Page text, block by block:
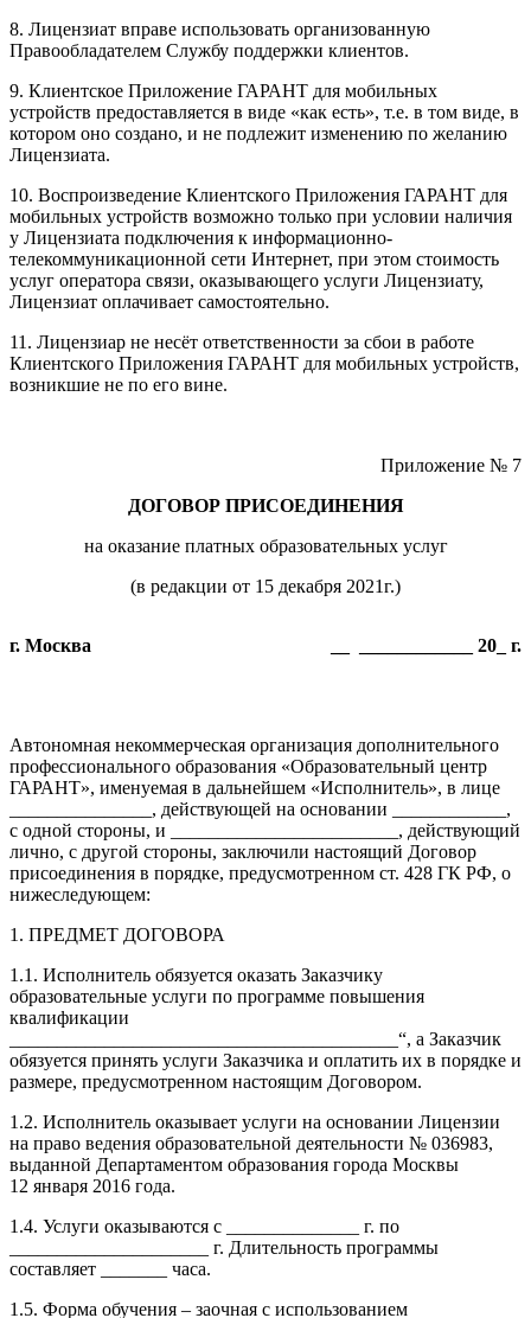
8. Лицензиат вправе использовать организованную
Правообладателем Службу поддержки клиентов.
9. Клиентское Приложение ГАРАНТ для мобильных
устройств предоставляется в виде «как есть», т.е. в том виде, в
котором оно создано, и не подлежит изменению по желанию
Лицензиата.
10. Воспроизведение Клиентского Приложения ГАРАНТ для
мобильных устройств возможно только при условии наличия
у Лицензиата подключения к информационно-
телекоммуникационной сети Интернет, при этом стоимость
услуг оператора связи, оказывающего услуги Лицензиату,
Лицензиат оплачивает самостоятельно.
11. Лицензиар не несёт ответственности за сбои в работе
Клиентского Приложения ГАРАНТ для мобильных устройств,
возникшие не по его вине.
Приложение № 7
ДОГОВОР ПРИСОЕДИНЕНИЯ
на оказание платных образовательных услуг
(в редакции от 15 декабря 2021г.)
г. Москва __ ____________ 20_ г.
Автономная некоммерческая организация дополнительного
профессионального образования «Образовательный центр
ГАРАНТ», именуемая в дальнейшем «Исполнитель», в лице
_______________, действующей на основании ____________,
с одной стороны, и ________________________, действующий
лично, с другой стороны, заключили настоящий Договор
присоединения в порядке, предусмотренном ст. 428 ГК РФ, о
нижеследующем:
1. ПРЕДМЕТ ДОГОВОРА
1.1. Исполнитель обязуется оказать Заказчику
образовательные услуги по программе повышения
квалификации
_________________________________________“, а Заказчик
обязуется принять услуги Заказчика и оплатить их в порядке и
размере, предусмотренном настоящим Договором.
1.2. Исполнитель оказывает услуги на основании Лицензии
на право ведения образовательной деятельности № 036983,
выданной Департаментом образования города Москвы
12 января 2016 года.
1.4. Услуги оказываются с ______________ г. по
_____________________ г. Длительность программы
составляет _______ часа.
1.5. Форма обучения – заочная с использованием